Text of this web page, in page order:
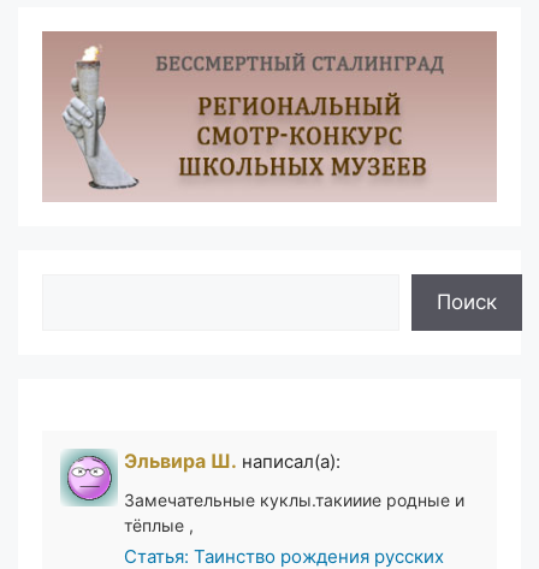
Поиск
Эльвира Ш. написал(а):
Замечательные куклы.такииие родные и
тёплые ,
Статья: Таинство рождения русских